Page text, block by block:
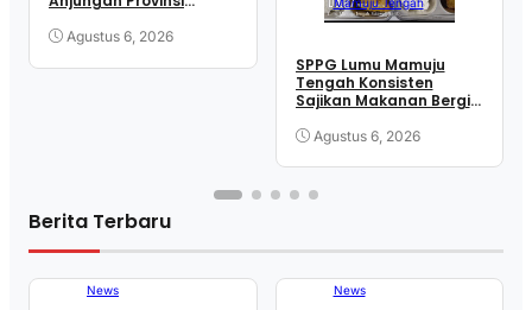
Kolaborasi Strategis
Agustus 6, 2026
SPPG Lumu Mamuju
Tengah Konsisten
Sajikan Makanan Bergizi
Stunting
Agustus 6, 2026
Berita Terbaru
News News